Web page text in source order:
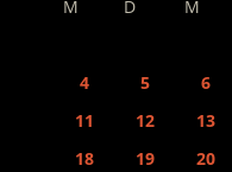
M D M
4
5 6
11
12 13
18
19 20